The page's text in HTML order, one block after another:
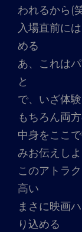
われるから(
入場直前に
める
あ、これは
と
で、いざ体
もちろん両
中身をここ
みお伝えしよ
このアトラ
高い
まさに映画
り込める